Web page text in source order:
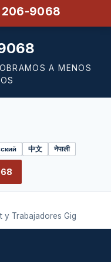
206-9068
A MENOS
中文 नेपाली
y Trabajadores Gig